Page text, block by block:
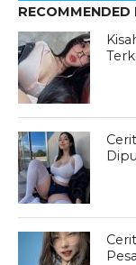
RECOMMENDED